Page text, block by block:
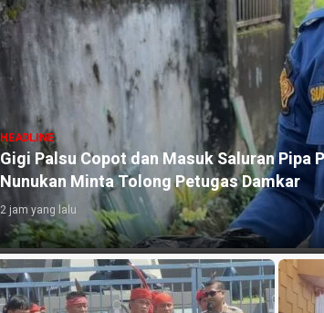
HEADLINE
Sosialisasikan Perda Perlindungan
Ajak Masyarakat Berani Speak Up
1 hari yang lalu